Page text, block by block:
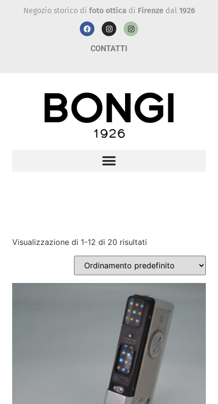
Negozio storico di foto ottica di Firenzedal 1926
CONTATTI
Visualizzazione di 1-12 di 20 risultati